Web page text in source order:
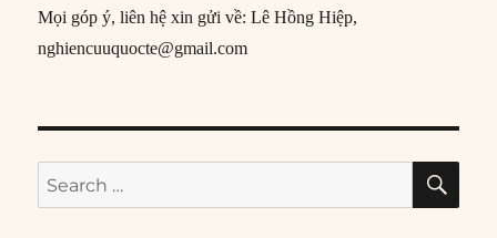
Mọi góp ý, liên hệ xin gửi về: Lê Hồng Hiệp,
nghiencuuquocte@gmail.com
Search
for: